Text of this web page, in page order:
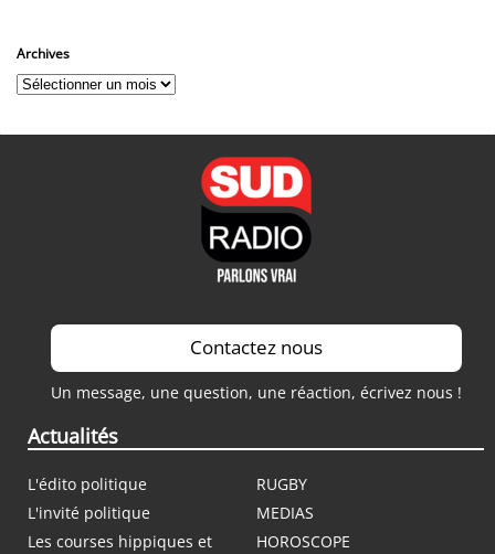
Archives
Archives
Contactez nous
Un message, une question, une réaction, écrivez nous !
Actualités
L'édito politique
RUGBY
L'invité politique
MEDIAS
Les courses hippiques et
HOROSCOPE